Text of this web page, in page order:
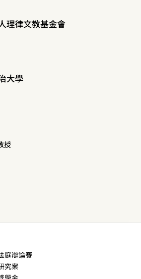
理律文教基金會
大學
授
庭辯論賽
究案